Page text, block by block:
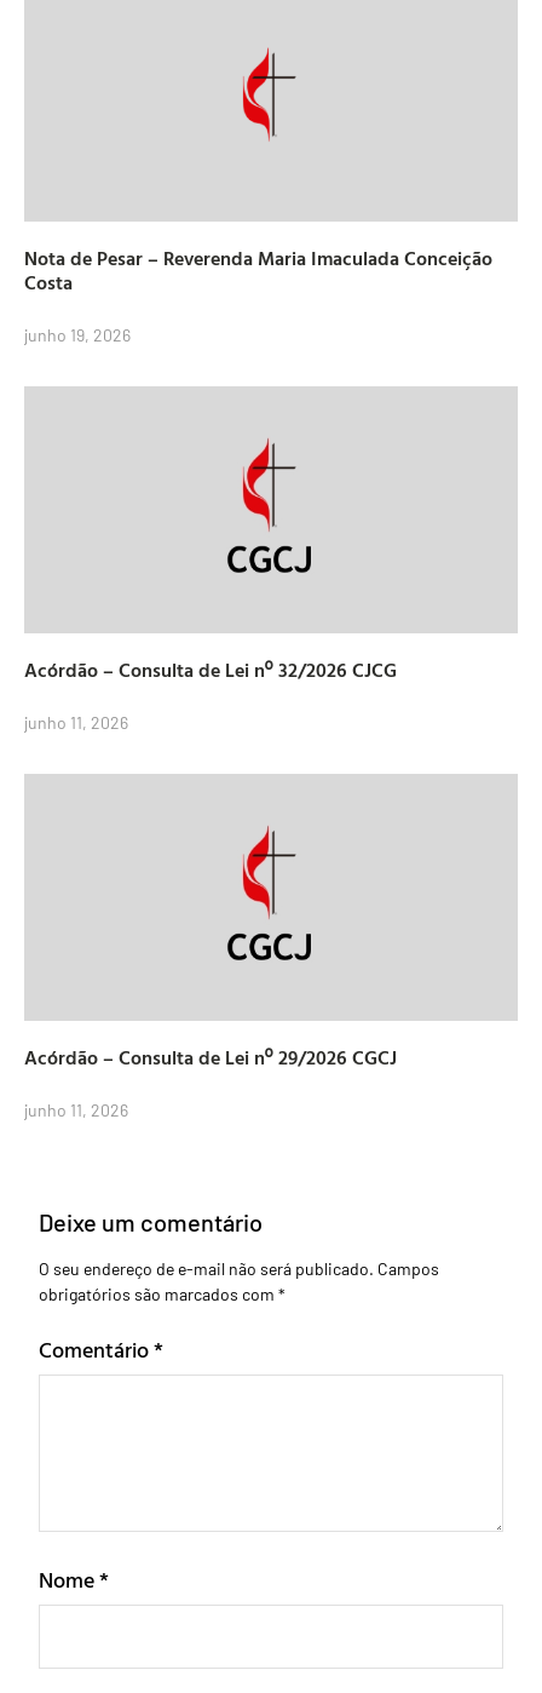
Nota de Pesar – Reverenda Maria Imaculada Conceição
Costa
junho 19, 2026
Acórdão – Consulta de Lei nº 32/2026 CJCG
junho 11, 2026
Acórdão – Consulta de Lei nº 29/2026 CGCJ
junho 11, 2026
Deixe um comentário
O seu endereço de e-mail não será publicado. Campos
obrigatórios são marcados com *
Comentário*
Nome*